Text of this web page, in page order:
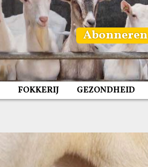
Abonneren
FOKKERIJ GEZONDHEID